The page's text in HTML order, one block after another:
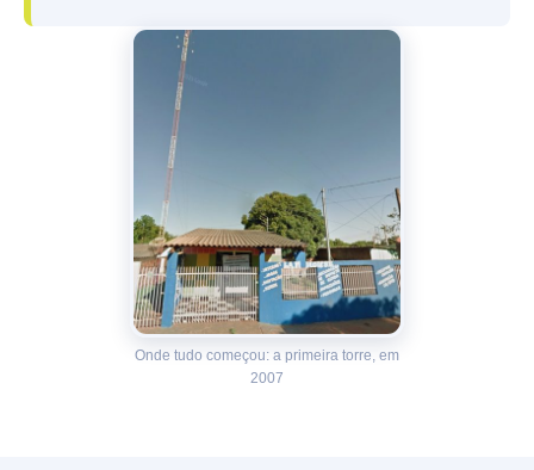
Onde tudo começou: a primeira torre, em
2007